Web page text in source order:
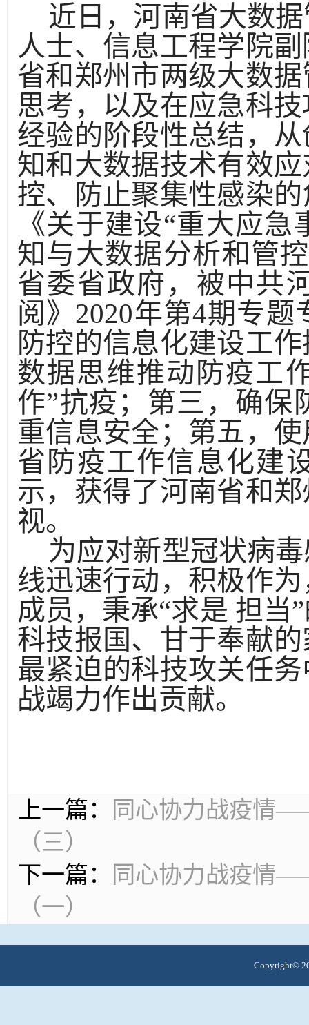
近日，河南省大数
人士、信息工程学院
省和郑州市两级大数
思考，以及在应急科
经验的阶段性总结，
知和大数据技术有效
控、防止聚集性感染
《关于建设“重大应
知与大数据分析和管
省委省政府，被中共
阅》2020年第4期专
防控的信息化建设工
数据思维推动防疫工
作”抗疫；第三，确保
重信息安全；第五，
省防疫工作信息化建
示，获得了河南省和
视。
为应对新型冠状病
线迅速行动，积极作
成员，秉承“求是 担当
科技报国、甘于奉献
最紧迫的科技攻关任
战竭力作出贡献。
上一篇：
同心协力战疫情
（三）
下一篇：
同心协力战疫情
（一）
Copyright©